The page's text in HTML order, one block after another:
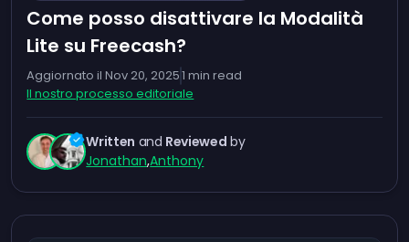
Come posso disattivare la Modalità
Lite su Freecash?
Aggiornato il Nov 20, 20251 min read
Il nostro processo editoriale
Written and Reviewed by
Jonathan,Anthony